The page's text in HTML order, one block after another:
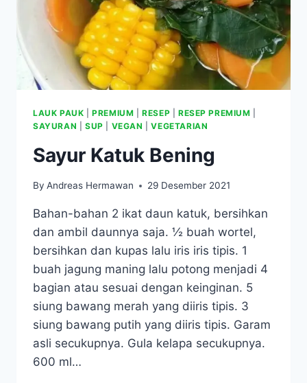
LAUK PAUK |PREMIUM |RESEP RESEP PREMIUM
SAYURAN
SUP VEGAN |VEGETARIAN
Sayur Katuk Bening
By Andreas Hermawan 29 Desember 2021
Bahan-bahan 2 ikat daun katuk, bersihkan
dan ambil daunnya saja. ½ buah wortel,
bersihkan dan kupas lalu iris iris tipis. 1
buah jagung maning lalu potong menjadi 4
bagian atau sesuai dengan keinginan. 5
siung bawang merah yang diiris tipis. 3
siung bawang putih yang diiris tipis. Garam
asli secukupnya. Gula kelapa secukupnya.
600 ml…